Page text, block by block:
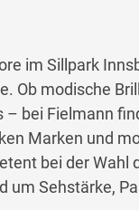
im Sillpark
Ob modische
– bei Fielmann
Marken und
bei der Wahl
um Sehstärke,